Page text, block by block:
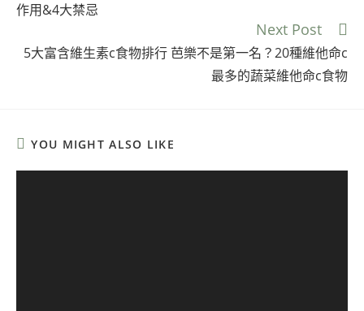
作用&4大禁忌
Next Post
5大富含維生素c食物排行 芭樂不是第一名？20種維他命c
最多的蔬菜維他命c食物
YOU MIGHT ALSO LIKE